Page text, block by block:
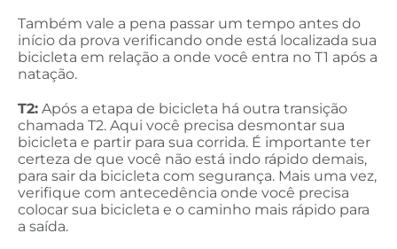
Também vale a pena passar um tempo antes do
início da prova verificando onde está localizada sua
bicicleta em relação a onde você entra no T1 após a
natação.
T2: Após a etapa de bicicleta há outra transição
chamada T2. Aqui você precisa desmontar sua
bicicleta e partir para sua corrida. É importante ter
certeza de que você não está indo rápido demais,
para sair da bicicleta com segurança. Mais uma vez,
verifique com antecedência onde você precisa
colocar sua bicicleta e o caminho mais rápido para
a saída.